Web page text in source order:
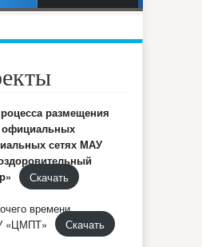
размещения
сетях МАУ
Скачать
времени
«ЦМПТ»
Скачать